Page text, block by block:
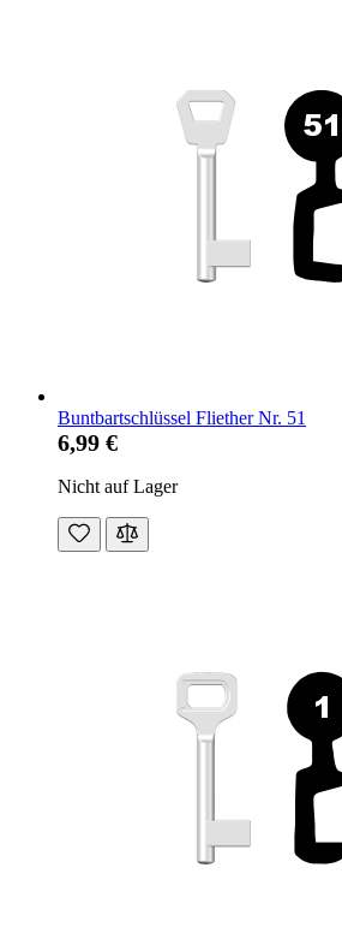
Buntbartschlüssel Fliether Nr. 51
6,99 €
Nicht auf Lager